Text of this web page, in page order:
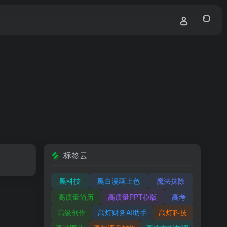
标签云
黑科技 黑白漫画上色
魔法抹除
高质量简历
高质量PPT模版
高考
高级创作
高灯财务AI助手
高灯科技